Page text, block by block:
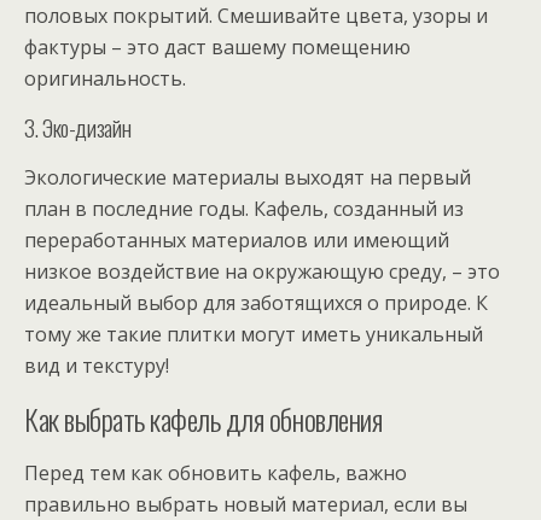
половых покрытий. Смешивайте цвета, узоры и
фактуры – это даст вашему помещению
оригинальность.
3. Эко-дизайн
Экологические материалы выходят на первый
план в последние годы. Кафель, созданный из
переработанных материалов или имеющий
низкое воздействие на окружающую среду, – это
идеальный выбор для заботящихся о природе. К
тому же такие плитки могут иметь уникальный
вид и текстуру!
Как выбрать кафель для обновления
Перед тем как обновить кафель, важно
правильно выбрать новый материал, если вы